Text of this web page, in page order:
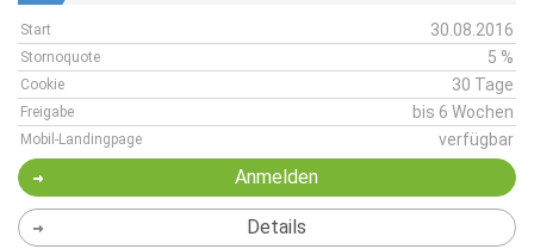
Start 30.08.2016
Stornoquote 5 %
Cookie 30 Tage
Freigabe bis 6 Wochen
Mobil-Landingpage verfügbar
Anmelden
Details